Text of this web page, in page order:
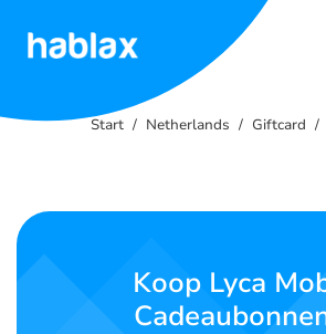
Tarieven
Contact
Nederlands
Start Netherlands Giftcard
Koop Lyca